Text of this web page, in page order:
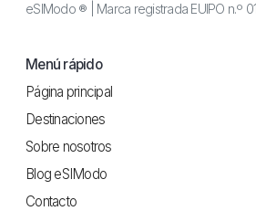
eSIModo ® | Marca registrada EUIPO n.º
Menú rápido
Página principal
Destinaciones
Sobre nosotros
Blog eSIModo
Contacto